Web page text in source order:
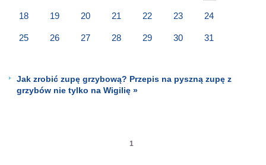
18 19 20 21 22 23 24
25 26 27 28 29 30 31
Jak zrobić zupę grzybową? Przepis na pyszną zupę z
grzybów nie tylko na Wigilię »
1